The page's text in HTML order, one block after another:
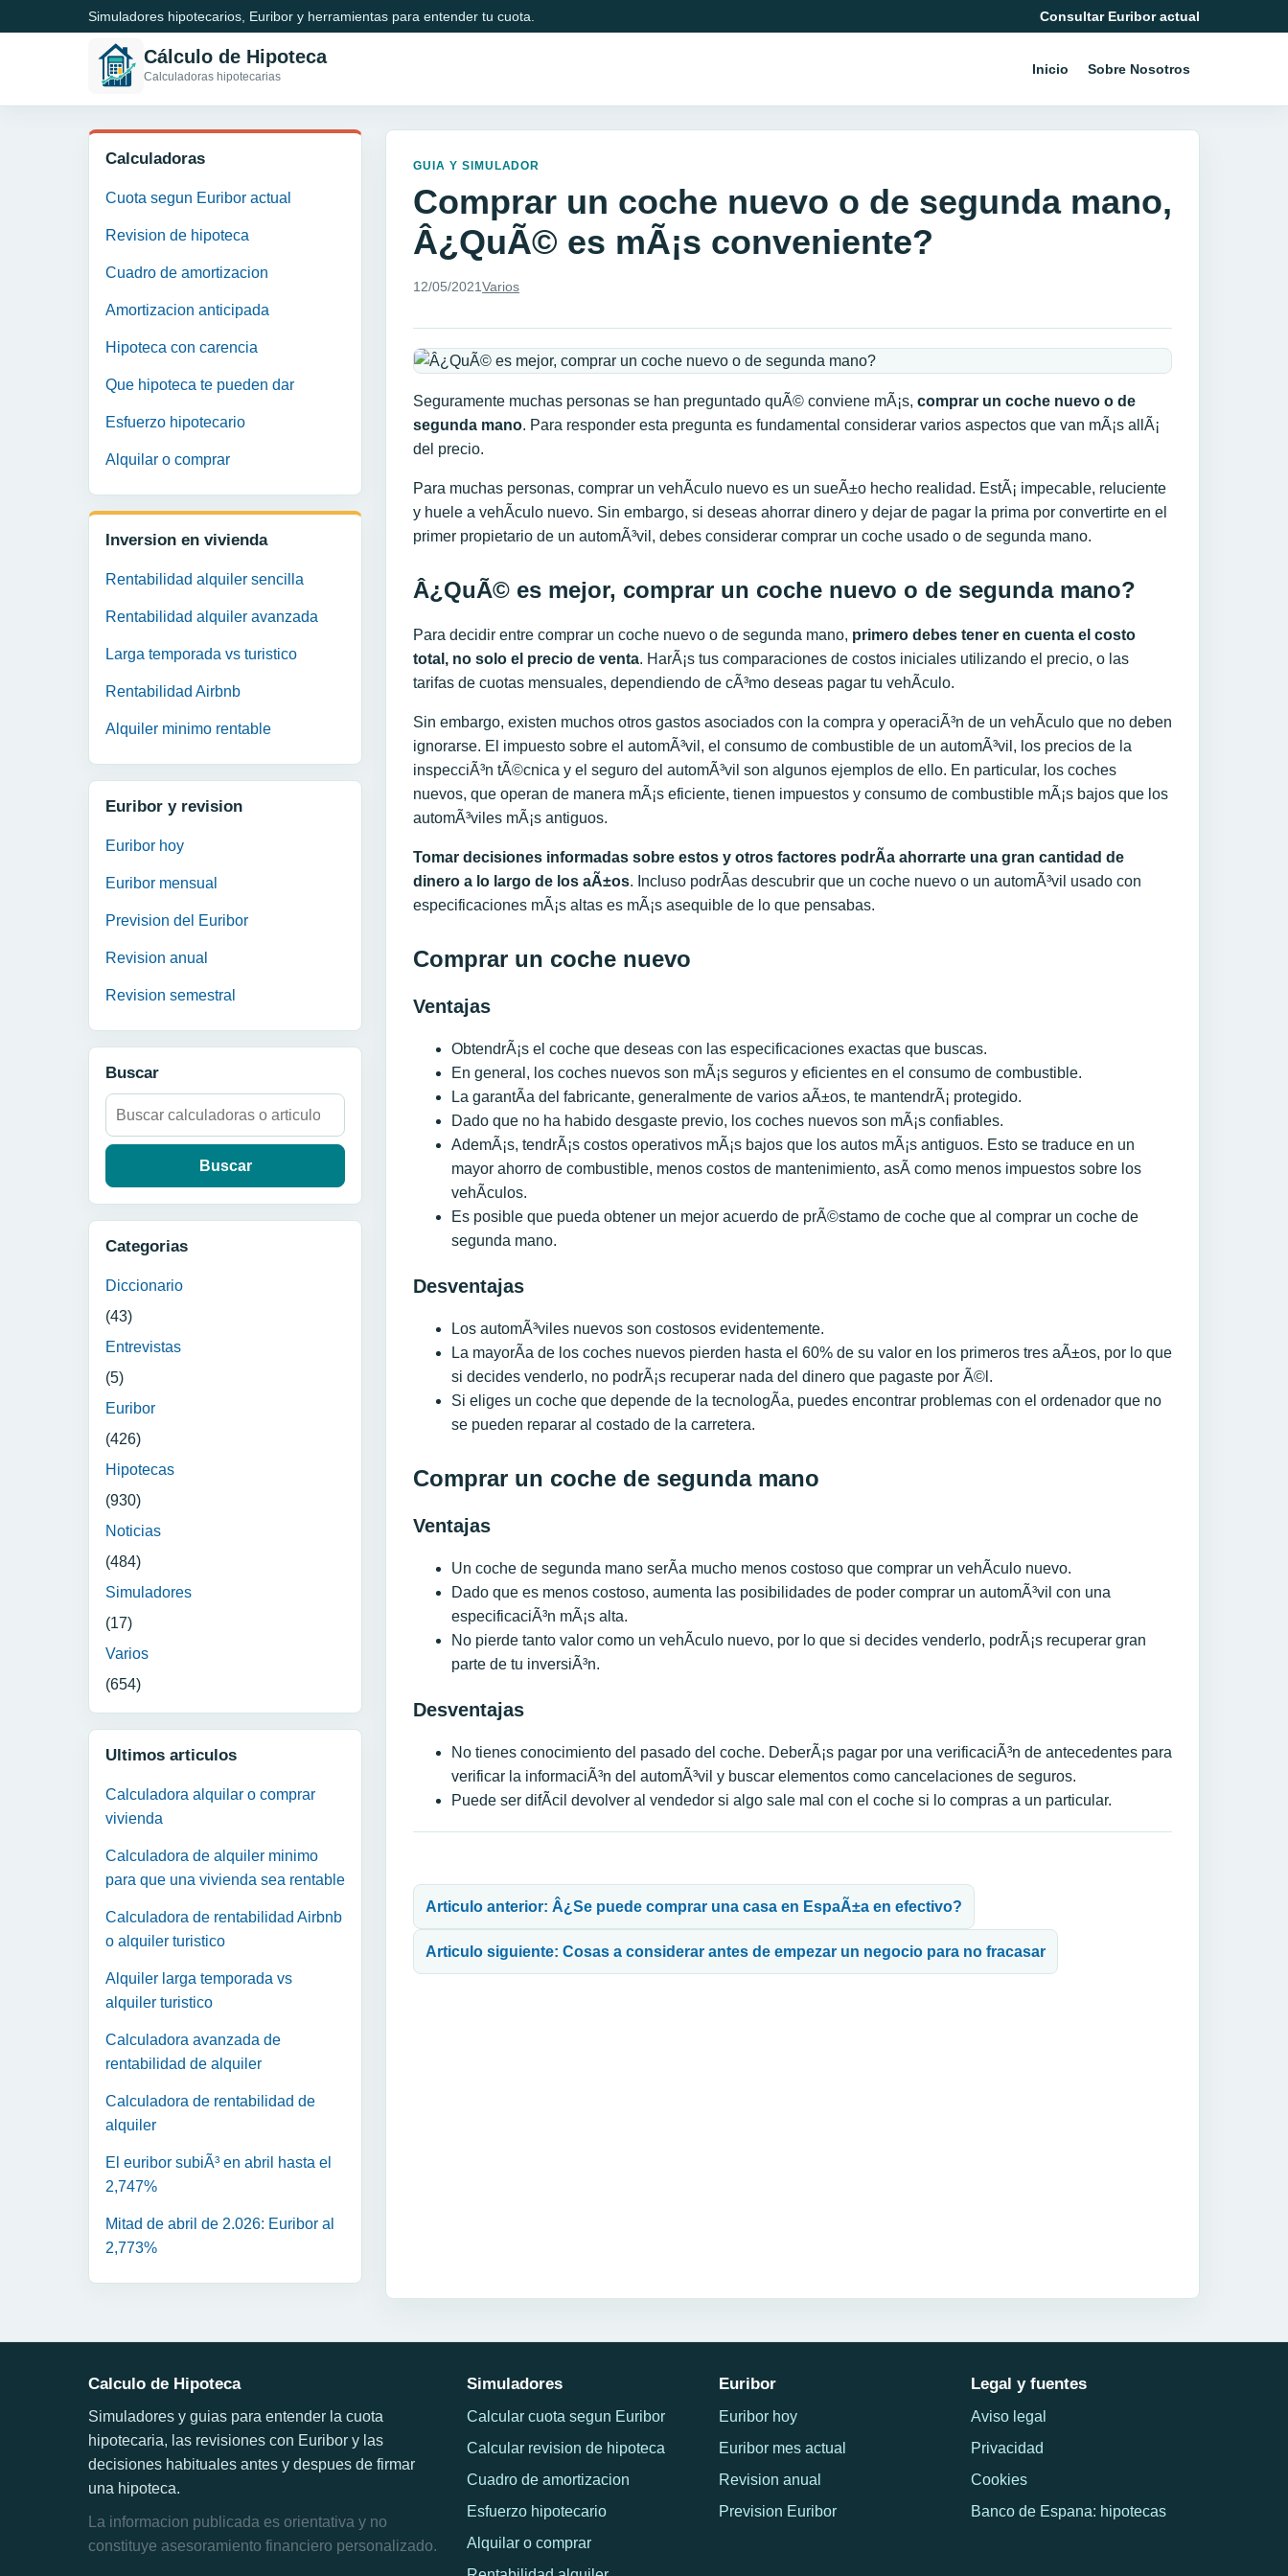
Simuladores hipotecarios, Euribor y herramientas para entender tu cuota. Consultar Euribor actual
Cálculo de Hipoteca
Calculadoras hipotecarias Inicio Sobre Nosotros
Calculadoras
Cuota segun Euribor actual
Revision de hipoteca
Cuadro de amortizacion
Amortizacion anticipada
Hipoteca con carencia
Que hipoteca te pueden dar
Esfuerzo hipotecario
Alquilar o comprar
Inversion en vivienda
Rentabilidad alquiler sencilla
Rentabilidad alquiler avanzada
Larga temporada vs turistico
Rentabilidad Airbnb
Alquiler minimo rentable
Euribor y revision
Euribor hoy
Euribor mensual
Prevision del Euribor
Revision anual
Revision semestral
Buscar
Buscar:
Categorias
Diccionario
(43)
Entrevistas
(5)
Euribor
(426)
Hipotecas
(930)
Noticias
(484)
Simuladores
(17)
Varios
(654)
Ultimos articulos
Calculadora alquilar o comprar
vivienda
Calculadora de alquiler minimo
para que una vivienda sea rentable
Calculadora de rentabilidad Airbnb
o alquiler turistico
Alquiler larga temporada vs
alquiler turistico
Calculadora avanzada de
rentabilidad de alquiler
Calculadora de rentabilidad de
alquiler
El euribor subiÃ³ en abril hasta el
2,747%
Mitad de abril de 2.026: Euribor al
2,773%
GUIA Y SIMULADOR
Comprar un coche nuevo o de segunda mano,
Â¿QuÃ© es mÃ¡s conveniente?
12/05/2021Varios
Seguramente muchas personas se han preguntado quÃ© conviene mÃ¡s, comprar un coche nuevo o de
segunda mano. Para responder esta pregunta es fundamental considerar varios aspectos que van mÃ¡s allÃ¡
del precio.
Para muchas personas, comprar un vehÃ­culo nuevo es un sueÃ±o hecho realidad. EstÃ¡ impecable, reluciente
y huele a vehÃ­culo nuevo. Sin embargo, si deseas ahorrar dinero y dejar de pagar la prima por convertirte en el
primer propietario de un automÃ³vil, debes considerar comprar un coche usado o de segunda mano.
Â¿QuÃ© es mejor, comprar un coche nuevo o de segunda mano?
Para decidir entre comprar un coche nuevo o de segunda mano, primero debes tener en cuenta el costo
total, no solo el precio de venta. HarÃ¡s tus comparaciones de costos iniciales utilizando el precio, o las
tarifas de cuotas mensuales, dependiendo de cÃ³mo deseas pagar tu vehÃ­culo.
Sin embargo, existen muchos otros gastos asociados con la compra y operaciÃ³n de un vehÃ­culo que no deben
ignorarse. El impuesto sobre el automÃ³vil, el consumo de combustible de un automÃ³vil, los precios de la
inspecciÃ³n tÃ©cnica y el seguro del automÃ³vil son algunos ejemplos de ello. En particular, los coches
nuevos, que operan de manera mÃ¡s eficiente, tienen impuestos y consumo de combustible mÃ¡s bajos que los
automÃ³viles mÃ¡s antiguos.
Tomar decisiones informadas sobre estos y otros factores podrÃ­a ahorrarte una gran cantidad de
dinero a lo largo de los aÃ±os. Incluso podrÃ­as descubrir que un coche nuevo o un automÃ³vil usado con
especificaciones mÃ¡s altas es mÃ¡s asequible de lo que pensabas.
Comprar un coche nuevo
Ventajas
ObtendrÃ¡s el coche que deseas con las especificaciones exactas que buscas.
En general, los coches nuevos son mÃ¡s seguros y eficientes en el consumo de combustible.
La garantÃ­a del fabricante, generalmente de varios aÃ±os, te mantendrÃ¡ protegido.
Dado que no ha habido desgaste previo, los coches nuevos son mÃ¡s confiables.
AdemÃ¡s, tendrÃ¡s costos operativos mÃ¡s bajos que los autos mÃ¡s antiguos. Esto se traduce en un
mayor ahorro de combustible, menos costos de mantenimiento, asÃ­ como menos impuestos sobre los
vehÃ­culos.
Es posible que pueda obtener un mejor acuerdo de prÃ©stamo de coche que al comprar un coche de
segunda mano.
Desventajas
Los automÃ³viles nuevos son costosos evidentemente.
La mayorÃ­a de los coches nuevos pierden hasta el 60% de su valor en los primeros tres aÃ±os, por lo que
si decides venderlo, no podrÃ¡s recuperar nada del dinero que pagaste por Ã©l.
Si eliges un coche que depende de la tecnologÃ­a, puedes encontrar problemas con el ordenador que no
se pueden reparar al costado de la carretera.
Comprar un coche de segunda mano
Ventajas
Un coche de segunda mano serÃ­a mucho menos costoso que comprar un vehÃ­culo nuevo.
Dado que es menos costoso, aumenta las posibilidades de poder comprar un automÃ³vil con una
especificaciÃ³n mÃ¡s alta.
No pierde tanto valor como un vehÃ­culo nuevo, por lo que si decides venderlo, podrÃ¡s recuperar gran
parte de tu inversiÃ³n.
Desventajas
No tienes conocimiento del pasado del coche. DeberÃ¡s pagar por una verificaciÃ³n de antecedentes para
verificar la informaciÃ³n del automÃ³vil y buscar elementos como cancelaciones de seguros.
Puede ser difÃ­cil devolver al vendedor si algo sale mal con el coche si lo compras a un particular.
Articulo anterior: Â¿Se puede comprar una casa en EspaÃ±a en efectivo?
Articulo siguiente: Cosas a considerar antes de empezar un negocio para no fracasar
Calculo de Hipoteca
Simuladores y guias para entender la cuota
hipotecaria, las revisiones con Euribor y las
decisiones habituales antes y despues de firmar
una hipoteca.
La informacion publicada es orientativa y no
constituye asesoramiento financiero personalizado.
Simuladores
Calcular cuota segun Euribor
Calcular revision de hipoteca
Cuadro de amortizacion
Esfuerzo hipotecario
Alquilar o comprar
Euribor
Euribor hoy
Euribor mes actual
Revision anual
Prevision Euribor
Legal y fuentes
Aviso legal
Privacidad
Cookies
Banco de Espana: hipotecas